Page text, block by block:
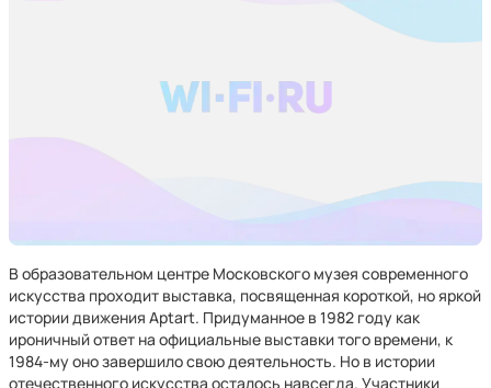
В образовательном центре Московского музея современного
искусства проходит выставка, посвященная короткой, но яркой
истории движения Aptart. Придуманное в 1982 году как
ироничный ответ на официальные выставки того времени, к
1984-му оно завершило свою деятельность. Но в истории
отечественного искусства осталось навсегда. Участники